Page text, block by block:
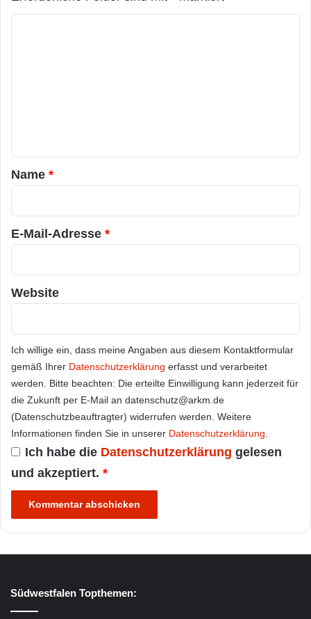
a
r
*
Name *
E-Mail-Adresse *
Website
Ich willige ein, dass meine Angaben aus diesem Kontaktformular
gemäß Ihrer Datenschutzerklärung erfasst und verarbeitet
werden. Bitte beachten: Die erteilte Einwilligung kann jederzeit für
die Zukunft per E-Mail an datenschutz@arkm.de
(Datenschutzbeauftragter) widerrufen werden. Weitere
Informationen finden Sie in unserer Datenschutzerklärung
Ich habe die Datenschutzerklärung gelesen
und akzeptiert. *
Südwestfalen Topthemen: